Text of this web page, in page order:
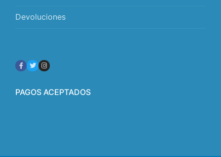
Devoluciones
PAGOS ACEPTADOS